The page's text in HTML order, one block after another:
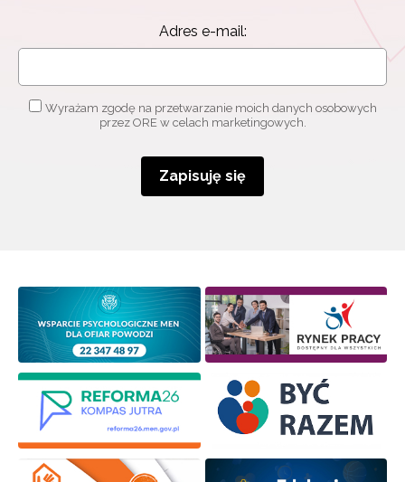
Adres e-mail:
Wyrażam zgodę na przetwarzanie moich danych osobowych
przez ORE w celach marketingowych.
Zapisuję się